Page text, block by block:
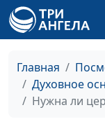
Главная
Духовное
Нужна ли
Как совмещать